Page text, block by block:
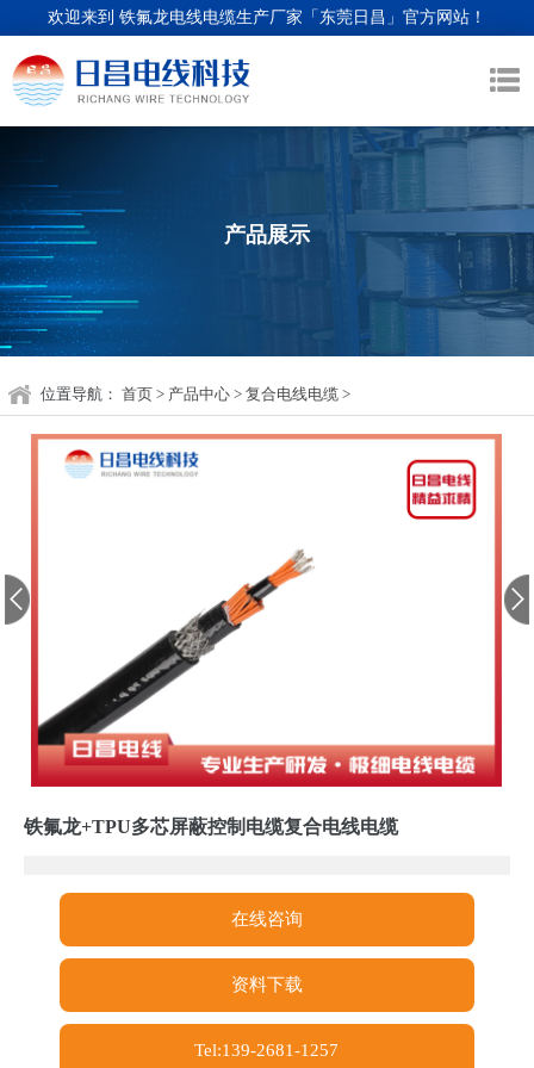
欢迎来到 铁氟龙电线电缆生产厂家「东莞日昌」官方网站！
产品展示
位置导航： 首页 > 产品中心 > 复合电线电缆 >
铁氟龙+TPU多芯屏蔽控制电缆复合电线电缆
在线咨询
资料下载
Tel:139-2681-1257